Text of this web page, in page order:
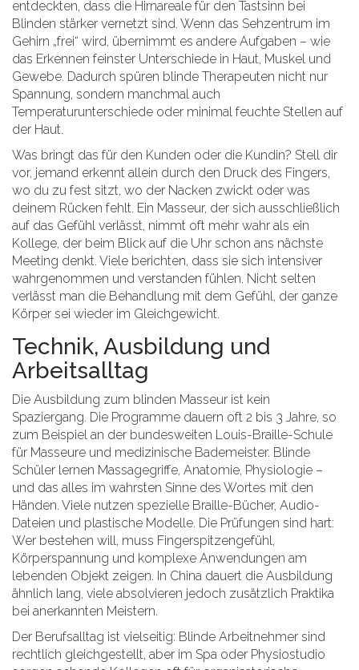
entdeckten, dass die Hirnareale für den Tastsinn bei
Blinden stärker vernetzt sind. Wenn das Sehzentrum im
Gehirn „frei“ wird, übernimmt es andere Aufgaben – wie
das Erkennen feinster Unterschiede in Haut, Muskel und
Gewebe. Dadurch spüren blinde Therapeuten nicht nur
Spannung, sondern manchmal auch
Temperaturunterschiede oder minimal feuchte Stellen auf
der Haut.
Was bringt das für den Kunden oder die Kundin? Stell dir
vor, jemand erkennt allein durch den Druck des Fingers,
wo du zu fest sitzt, wo der Nacken zwickt oder was
deinem Rücken fehlt. Ein Masseur, der sich ausschließlich
auf das Gefühl verlässt, nimmt oft mehr wahr als ein
Kollege, der beim Blick auf die Uhr schon ans nächste
Meeting denkt. Viele berichten, dass sie sich intensiver
wahrgenommen und verstanden fühlen. Nicht selten
verlässt man die Behandlung mit dem Gefühl, der ganze
Körper sei wieder im Gleichgewicht.
Technik, Ausbildung und
Arbeitsalltag
Die Ausbildung zum blinden Masseur ist kein
Spaziergang. Die Programme dauern oft 2 bis 3 Jahre, so
zum Beispiel an der bundesweiten Louis-Braille-Schule
für Masseure und medizinische Bademeister. Blinde
Schüler lernen Massagegriffe, Anatomie, Physiologie –
und das alles im wahrsten Sinne des Wortes mit den
Händen. Viele nutzen spezielle Braille-Bücher, Audio-
Dateien und plastische Modelle. Die Prüfungen sind hart:
Wer bestehen will, muss Fingerspitzengefühl,
Körperspannung und komplexe Anwendungen am
lebenden Objekt zeigen. In China dauert die Ausbildung
ähnlich lang, viele absolvieren jedoch zusätzlich Praktika
bei anerkannten Meistern.
Der Berufsalltag ist vielseitig: Blinde Arbeitnehmer sind
rechtlich gleichgestellt, aber im Spa oder Physiostudio